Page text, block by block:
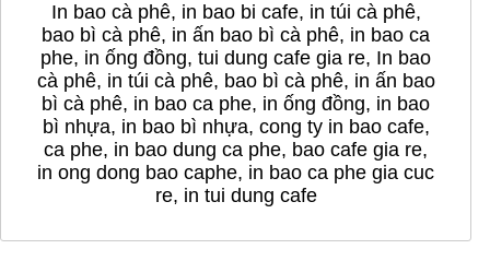
In bao cà phê, in bao bi cafe, in túi cà phê,
bao bì cà phê, in ấn bao bì cà phê, in bao ca
phe, in ống đồng, tui dung cafe gia re, In bao
cà phê, in túi cà phê, bao bì cà phê, in ấn bao
bì cà phê, in bao ca phe, in ống đồng, in bao
bì nhựa, in bao bì nhựa, cong ty in bao cafe,
ca phe, in bao dung ca phe, bao cafe gia re,
in ong dong bao caphe, in bao ca phe gia cuc
re, in tui dung cafe